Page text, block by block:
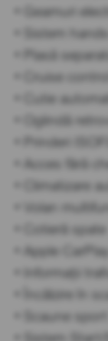
• Geamuri
• Sistem
• Plasă
• Cruise
• Cutie
• Oglindă
• Prinderi
• Acces fără
• Climatizare
• Volan
• Cotieră spate
• Apple
• Informații
• Încălzire în
• Scaune sport